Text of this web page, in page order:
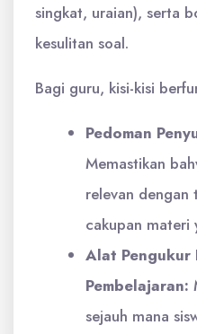
singkat, uraian), serta
kesulitan soal.
Bagi guru, kisi-kisi
Pedoman
Memastikan
relevan dengan
cakupan materi
Alat
Pembelajaran:
sejauh mana